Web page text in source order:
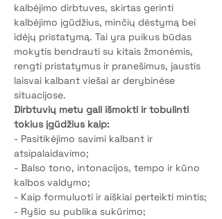
kalbėjimo dirbtuves, skirtas gerinti
kalbėjimo įgūdžius, minčių dėstymą bei
idėjų pristatymą. Tai yra puikus būdas
mokytis bendrauti su kitais žmonėmis,
rengti pristatymus ir pranešimus, jaustis
laisvai kalbant viešai ar derybinėse
situacijose.
Dirbtuvių metu gali išmokti ir tobulinti
tokius įgūdžius kaip:
- Pasitikėjimo savimi kalbant ir
atsipalaidavimo;
- Balso tono, intonacijos, tempo ir kūno
kalbos valdymo;
- Kaip formuluoti ir aiškiai perteikti mintis;
- Ryšio su publika sukūrimo;